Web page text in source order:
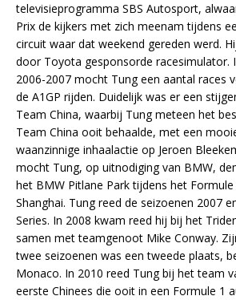
televisieprogramma SBS Autosport,
Prix de kijkers met zich meenam tijdens
circuit waar dat weekend gereden werd.
door Toyota gesponsorde racesimulator.
2006-2007 mocht Tung een aantal races
de A1GP rijden. Duidelijk was er een
Team China, waarbij Tung meteen het
Team China ooit behaalde, met een
waanzinnige inhaalactie op Jeroen
mocht Tung, op uitnodiging van BMW,
het BMW Pitlane Park tijdens het
Shanghai. Tung reed de seizoenen 2007
Series. In 2008 kwam reed hij bij het
samen met teamgenoot Mike Conway.
twee seizoenen was een tweede plaats,
Monaco. In 2010 reed Tung bij het team
eerste Chinees die ooit in een Formule 1